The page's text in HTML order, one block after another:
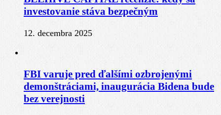
investovanie stáva bezpečným
12. decembra 2025
FBI varuje pred ďalšími ozbrojenými
demonštráciami, inaugurácia Bidena bude
bez verejnosti